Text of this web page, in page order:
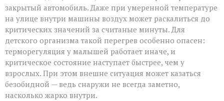
закрытый автомобиль. Даже при умеренной температуре
на улице внутри машины воздух может раскалиться до
критических значений за считаные минуты. Для
детского организма такой перегрев особенно опасен:
терморегуляция у малышей работает иначе, и
критическое состояние наступает быстрее, чем у
взрослых. При этом внешне ситуация может казаться
безобидной — ведь снаружи не всегда заметно,
насколько жарко внутри.